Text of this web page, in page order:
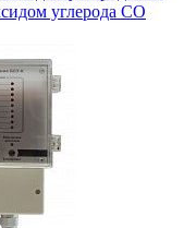
углерода CO